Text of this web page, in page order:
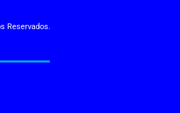
Reservados.